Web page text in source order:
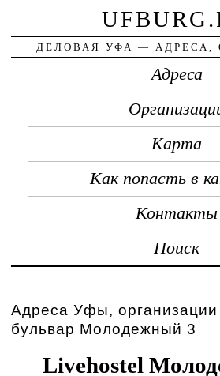
ДЕЛОВАЯ УФА — АДРЕСА,
Адреса
Карта
Как попасть в
Контакты
Поиск
Адреса Уфы, организации
бульвар Молодежный 3
Livehostel